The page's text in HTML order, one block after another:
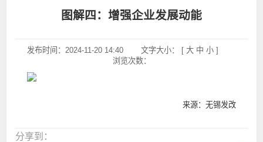
图解四：增强企业发展动能
发布时间： 2024-11-20 14:40 文字大小： [ 大 中 小 ]
浏览次数：
来源：无锡发改
分享到：